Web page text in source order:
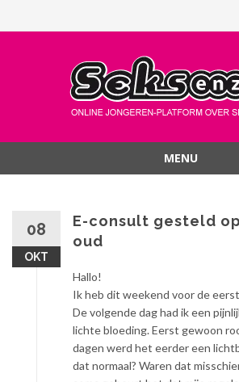
MENU
08
OKT
E-consult gesteld
oud
Hallo!
Ik heb dit weekend voor de
De volgende dag had ik een
lichte bloeding. Eerst gewoon
dagen werd het eerder een
dat normaal? Waren dat